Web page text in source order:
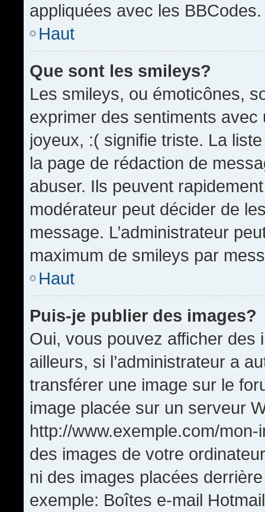
appliquées avec les BBCodes.
Haut
Que sont les smileys?
Les smileys, ou émoticônes,
exprimer des sentiments
joyeux, :( signifie triste. La
la page de rédaction de
abuser. Ils peuvent
modérateur peut décider de
message. L’administrateur
maximum de smileys par
Haut
Puis-je publier des images?
Oui, vous pouvez afficher
ailleurs, si l’administrateur a
transférer une image sur le
image placée sur un serveur
http://www.exemple.com/
des images de votre
ni des images placées
exemple: Boîtes e-mail